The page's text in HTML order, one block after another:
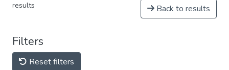
results Back to results
Filters
Reset filters